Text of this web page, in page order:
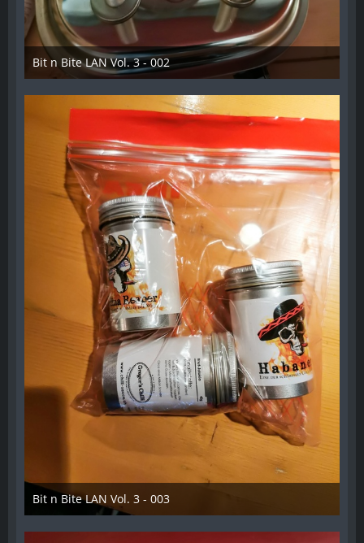
Bit n Bite LAN Vol. 3 - 002
8. Juni 2023
Bit n Bite LAN Vol. 3 - 003
8. Juni 2023